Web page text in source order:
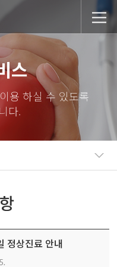
스
정상진료 안내